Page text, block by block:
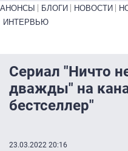
Primary links bottom
АНОНСЫ БЛОГИ НОВОСТИ
ИНТЕРВЬЮ
Сериал "Ничто
дважды" на
бестселлер"
23.03.2022 20:16